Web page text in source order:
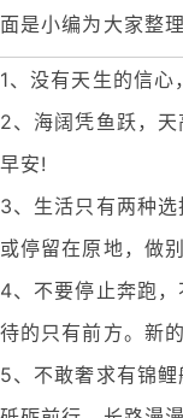
面是小编为大家整
1、没有天生的信
2、海阔凭鱼跃，天
早安!
3、生活只有两种
或停留在原地，做
4、不要停止奔跑
待的只有前方。新
5、不敢奢求有锦鲤